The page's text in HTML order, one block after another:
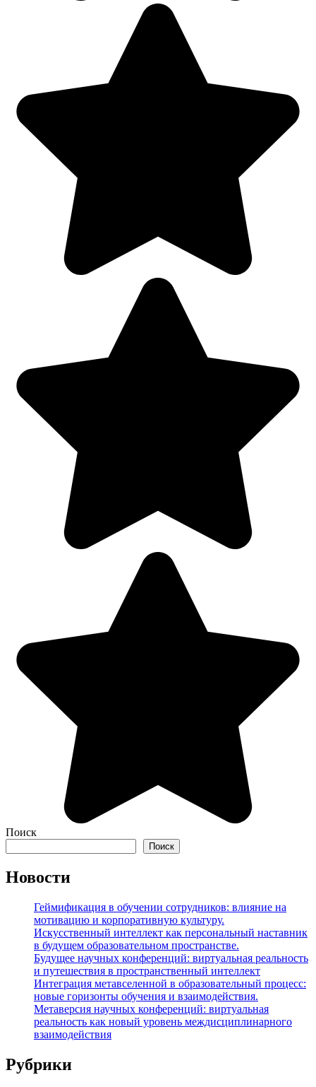
Поиск
Поиск
Новости
Геймификация в обучении сотрудников: влияние на
мотивацию и корпоративную культуру.
Искусственный интеллект как персональный наставник
в будущем образовательном пространстве.
Будущее научных конференций: виртуальная реальность
и путешествия в пространственный интеллект
Интеграция метавселенной в образовательный процесс:
новые горизонты обучения и взаимодействия.
Метаверсия научных конференций: виртуальная
реальность как новый уровень междисциплинарного
взаимодействия
Рубрики